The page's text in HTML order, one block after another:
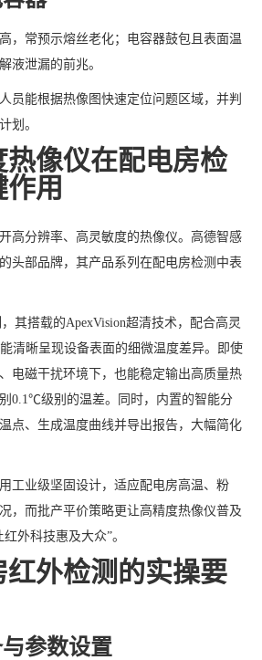
，常预示熔丝老化；电容器鼓包且表面温
液泄漏的前兆。
员能根据热像图快速定位问题区域，并判
划。
热像仪在配电房检
用
高分辨率、高灵敏度的热像仪。高德智感
头部品牌，其产品系列在配电房检测中表
其搭载的ApexVision超清技术，配合高灵
清晰呈现设备表面的细微温度差异。即使
电磁干扰环境下，也能稳定输出高质量热
0.1℃级别的温差。同时，内置的智能分
点、生成温度曲线并导出报告，大幅简化
工业级坚固设计，适应配电房高温、粉
，而批产平价策略更让高精度热像仪普及
外科技惠及大众”。
红外检测的实操要
参数设置